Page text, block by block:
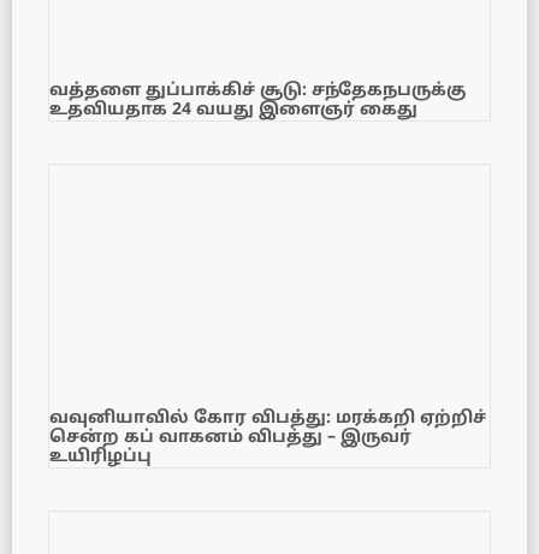
வத்தளை துப்பாக்கிச் சூடு: சந்தேகநபருக்கு
உதவியதாக 24 வயது இளைஞர் கைது
வவுனியாவில் கோர விபத்து: மரக்கறி ஏற்றிச்
சென்ற கப் வாகனம் விபத்து – இருவர்
உயிரிழப்பு